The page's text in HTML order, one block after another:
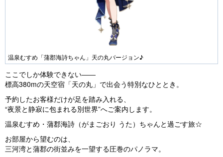
温泉むすめ「蒲郡海詩ちゃん」天の丸バージョン♪
ここでしか体験できない――
標高380mの天空宿「天の丸」で出会う特別なひととき。
予約したお客様だけが足を踏み入れる、
“夜景と静寂に包まれる別世界”へご案内します。
温泉むすめ・蒲郡海詩（がまごおり うた）ちゃんと過ごす旅☆
お部屋から望むのは、
三河湾と蒲郡の街並みを一望する圧巻のパノラマ。